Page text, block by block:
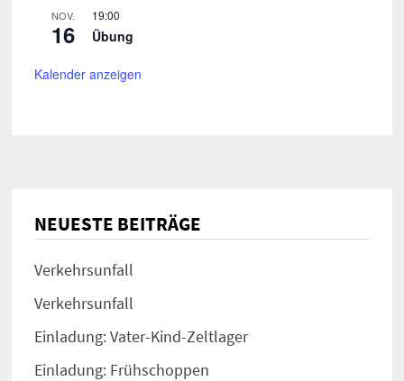
NOV.
16
19:00
Übung
Kalender anzeigen
NEUESTE BEITRÄGE
Verkehrsunfall
Verkehrsunfall
Einladung: Vater-Kind-Zeltlager
Einladung: Frühschoppen